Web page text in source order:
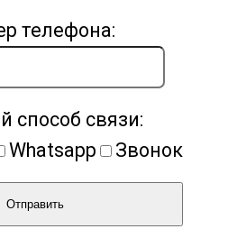
телефона:
способ связи:
Whatsapp Звонок